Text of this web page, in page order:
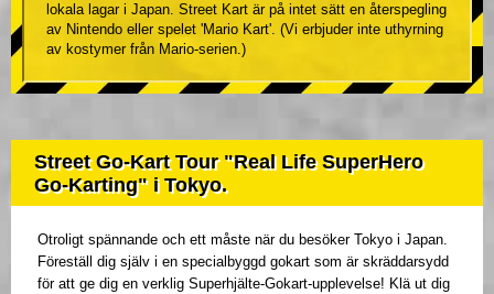
lokala lagar i Japan. Street Kart är på intet sätt en återspegling
av Nintendo eller spelet 'Mario Kart'. (Vi erbjuder inte uthyrning
av kostymer från Mario-serien.)
Street Go-Kart Tour "Real Life SuperHero
Go-Karting" i Tokyo.
Otroligt spännande och ett måste när du besöker Tokyo i Japan.
Föreställ dig själv i en specialbyggd gokart som är skräddarsydd
för att ge dig en verklig Superhjälte-Gokart-upplevelse! Klä ut dig